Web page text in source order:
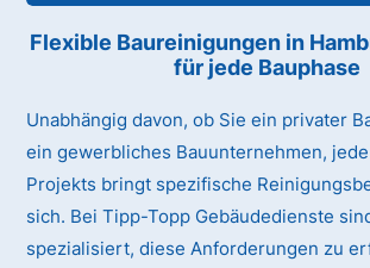
Flexible Baureinigungen in
für jede Bauphase
Unabhängig davon, ob Sie ein privater
ein gewerbliches Bauunternehmen,
Projekts bringt spezifische
sich. Bei Tipp-Topp Gebäudedienste
spezialisiert, diese Anforderungen zu